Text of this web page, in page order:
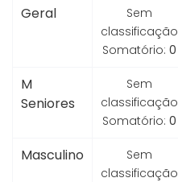
Geral
Sem
classificação
Somatório: 0
M
Seniores
Sem
classificação
Somatório: 0
Masculino
Sem
classificação